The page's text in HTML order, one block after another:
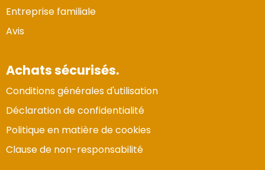
Entreprise familiale
Avis
Achats sécurisés.
Conditions générales d'utilisation
Déclaration de confidentialité
Politique en matière de cookies
Clause de non-responsabilité